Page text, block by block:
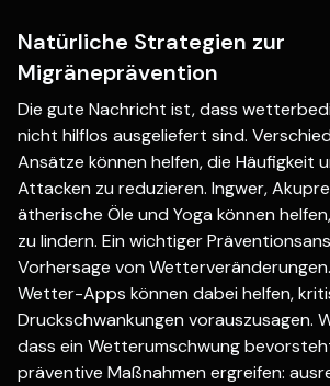
Natürliche Strategien zur
Migräneprävention
Die gute Nachricht ist, dass
nicht hilflos ausgeliefert sind.
Ansätze können helfen, die Häufigkeit
Attacken zu reduzieren. Ingwer,
ätherische Öle und Yoga können
zu lindern. Ein wichtiger
Vorhersage von
Wetter-Apps können dabei helfen,
Druckschwankungen vorauszusagen.
dass ein Wetterumschwung
präventive Maßnahmen ergreifen: